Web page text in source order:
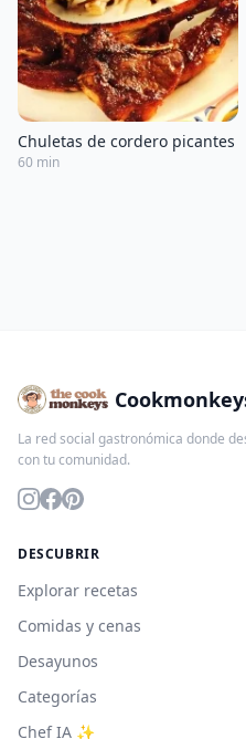
Chuletas de cordero picantes
60 min
La red social gastronómica donde
con tu comunidad.
DESCUBRIR
Explorar recetas
Comidas y cenas
Desayunos
Categorías
Chef IA ✨